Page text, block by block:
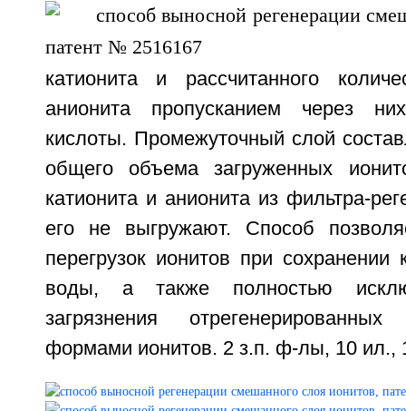
катионита и рассчитанного
анионита пропусканием через
кислоты. Промежуточный слой
общего объема загруженных
катионита и анионита из фильтра-
его не выгружают. Способ
перегрузок ионитов при сохранении
воды, а также полностью
загрязнения
формами ионитов. 2 з.п. ф-лы, 10 ил.,